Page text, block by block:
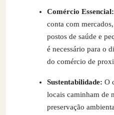
Comércio Essencial:
conta com
postos de saúde e
é necessário para o
do comércio de
Sustentabilidade: O
locais caminham de
preservação